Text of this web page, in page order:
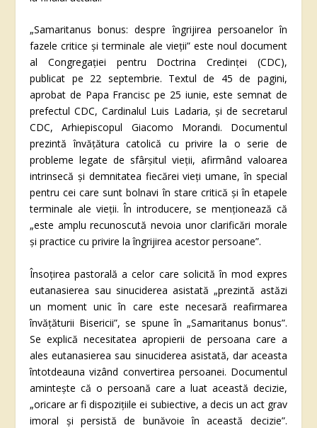
„Samaritanus bonus: despre îngrijirea persoanelor în
fazele critice și terminale ale vieții” este noul document
al Congregației pentru Doctrina Credinței (CDC),
publicat pe 22 septembrie. Textul de 45 de pagini,
aprobat de Papa Francisc pe 25 iunie, este semnat de
prefectul CDC, Cardinalul Luis Ladaria, și de secretarul
CDC, Arhiepiscopul Giacomo Morandi. Documentul
prezintă învățătura catolică cu privire la o serie de
probleme legate de sfârșitul vieții, afirmând valoarea
intrinsecă și demnitatea fiecărei vieți umane, în special
pentru cei care sunt bolnavi în stare critică și în etapele
terminale ale vieții. În introducere, se menționează că
„este amplu recunoscută nevoia unor clarificări morale
și practice cu privire la îngrijirea acestor persoane”.
Însoțirea pastorală a celor care solicită în mod expres
eutanasierea sau sinuciderea asistată „prezintă astăzi
un moment unic în care este necesară reafirmarea
învățăturii Bisericii”, se spune în „Samaritanus bonus”.
Se explică necesitatea apropierii de persoana care a
ales eutanasierea sau sinuciderea asistată, dar aceasta
întotdeauna vizând convertirea persoanei. Documentul
amintește că o persoană care a luat această decizie,
„oricare ar fi dispozițiile ei subiective, a decis un act grav
imoral și persistă de bunăvoie în această decizie”.